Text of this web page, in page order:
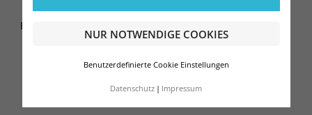
NUR NOTWENDIGE COOKIES
Benutzerdefinierte Cookie Einstellungen
Datenschutz Impressum
BC Wismut Gera TASSE LOGO weiss schwarz